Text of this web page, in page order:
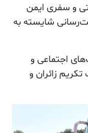
و سفری ایمن
شایسته به
اجتماعی و
زائران و